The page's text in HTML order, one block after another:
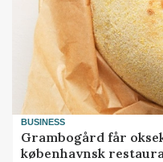
BUSINESS
Grambogård får
københavnsk